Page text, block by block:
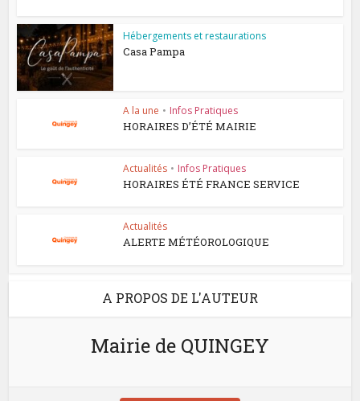
Hébergements et restaurations
Casa Pampa
A la une • Infos Pratiques
HORAIRES D’ÉTÉ MAIRIE
Actualités • Infos Pratiques
HORAIRES ÉTÉ FRANCE SERVICE
Actualités
ALERTE MÉTÉOROLOGIQUE
A PROPOS DE L'AUTEUR
Mairie de QUINGEY